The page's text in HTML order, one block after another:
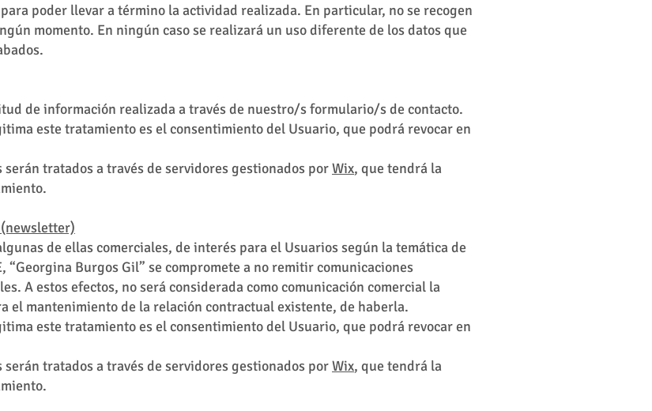
poder llevar a término la actividad realizada. En particular, no se recogen
momento. En ningún caso se realizará un uso diferente de los datos que
de información realizada a través de nuestro/s formulario/s de contacto.
este tratamiento es el consentimiento del Usuario, que podrá revocar en
tratados a través de servidores gestionados porWix, que tendrá la
de ellas comerciales, de interés para el Usuarios según la temática de
“Georgina Burgos Gil” se compromete a no remitir comunicaciones
A estos efectos, no será considerada como comunicación comercial la
el mantenimiento de la relación contractual existente, de haberla.
este tratamiento es el consentimiento del Usuario, que podrá revocar en
serán tratados a través de servidores gestionados porWix, que tendrá la